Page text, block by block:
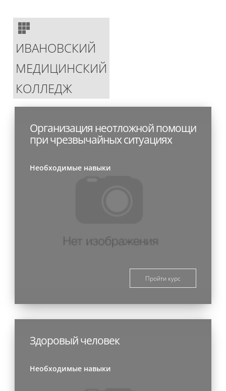
ИВАНОВСКИЙ
МЕДИЦИНСКИЙ
КОЛЛЕДЖ
Организация неотложной помощи
при чрезвычайных ситуациях
Необходимые навыки
Пройти курс
Здоровый человек
Необходимые навыки